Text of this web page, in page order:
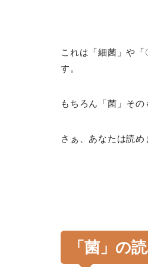
これは「細菌」や
す。
もちろん「菌」そ
さぁ、あなたは読め
「菌」の